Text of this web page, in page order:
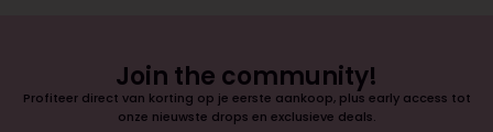
Join the community!
Profiteer direct van korting op je eerste aankoop, plus early access tot
onze nieuwste drops en exclusieve deals.